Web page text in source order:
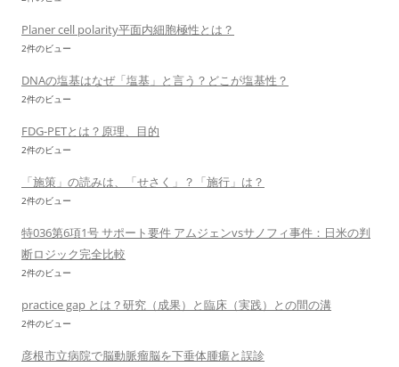
Planer cell polarity平面内細胞極性とは？
2件のビュー
DNAの塩基はなぜ「塩基」と言う？どこが塩基性？
2件のビュー
FDG-PETとは？原理、目的
2件のビュー
「施策」の読みは、「せさく」？「施行」は？
2件のビュー
特036第6項1号 サポート要件 アムジェンvsサノフィ事件：日米の判
断ロジック完全比較
2件のビュー
practice gap とは？研究（成果）と臨床（実践）との間の溝
2件のビュー
彦根市立病院で脳動脈瘤脳を下垂体腫瘍と誤診